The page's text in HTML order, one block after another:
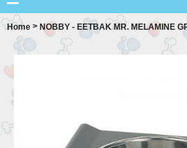
Home > NOBBY - EETBAK MR. MELAMINE